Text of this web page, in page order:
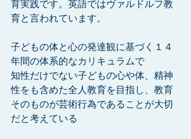
育実践です。英語ではヴァルドルフ教
育と言われています。
子どもの体と心の発達観に基づく１４
年間の体系的なカリキュラムで
知性だけでない子どもの心や体、精神
性をも含めた全人教育を目指し、教育
そのものが芸術行為であることが大切
だと考えている